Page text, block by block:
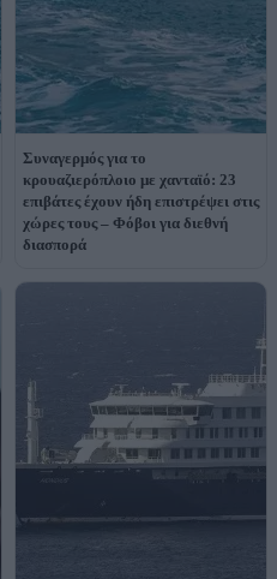
Συναγερμός για το
κρουαζιερόπλοιο με χανταϊό: 23
επιβάτες έχουν ήδη επιστρέψει στις
χώρες τους – Φόβοι για διεθνή
διασπορά